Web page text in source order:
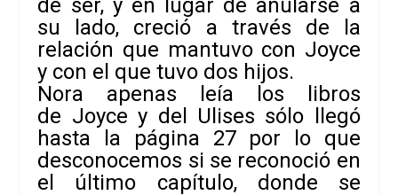
de ser, y en lugar de anularse a
su lado, creció a través de la
relación que mantuvo con Joyce
y con el que tuvo dos hijos.
Nora apenas leía los libros
de Joyce y del Ulises sólo llegó
hasta la página 27 por lo que
desconocemos si se reconoció en
el último capítulo, donde se